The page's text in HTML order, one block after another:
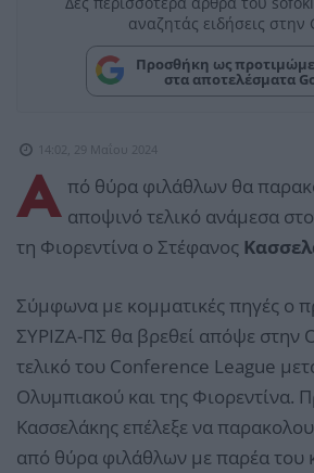
αναζητάς ειδήσεις στην
Προσθήκη ως
στα αποτελέσματα
14:02, 29 Μαΐου 2024
Α πό θύρα φιλάθλων θα
αποψινό τελικό ανάμεσα
τη Φιορεντίνα ο Στέφανος
Σύμφωνα με κομματικές πηγές ο
ΣΥΡΙΖΑ-ΠΣ θα βρεθεί απόψε στην
τελικό του Conference League
Ολυμπιακού και της Φιορεντίνα.
Κασσελάκης επέλεξε να
από θύρα φιλάθλων με παρέα του